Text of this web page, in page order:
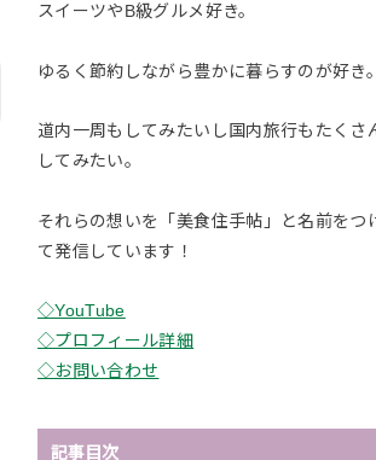
スイーツやB級グルメ好き。
ゆるく節約しながら豊かに暮らすのが好き。
道内一周もしてみたいし国内旅行もたくさ
してみたい。
それらの想いを「美食住手帖」と名前をつ
て発信しています！
◇YouTube
◇プロフィール詳細
◇お問い合わせ
記事目次